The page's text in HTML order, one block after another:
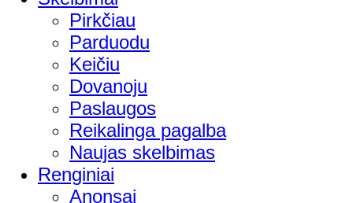
Pirkčiau
Parduodu
Keičiu
Dovanoju
Paslaugos
Reikalinga pagalba
Naujas skelbimas
Renginiai
Anonsai